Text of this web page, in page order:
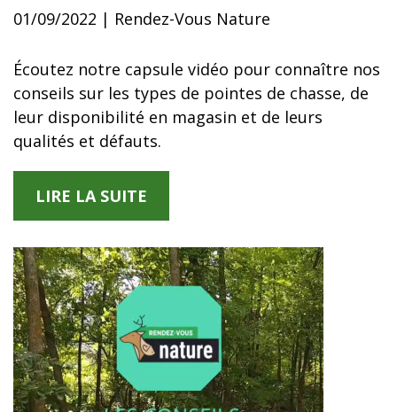
01/09/2022 | Rendez-Vous Nature
Écoutez notre capsule vidéo pour connaître nos
conseils sur les types de pointes de chasse, de
leur disponibilité en magasin et de leurs
qualités et défauts.
LIRE LA SUITE